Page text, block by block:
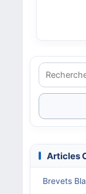
Articles
Brevets